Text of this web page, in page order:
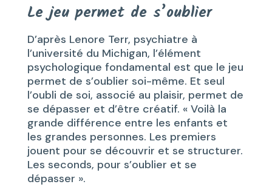
Le jeu permet de s’oublier
D’après Lenore Terr, psychiatre à
l’université du Michigan, l’élément
psychologique fondamental est que le jeu
permet de s’oublier soi-même. Et seul
l’oubli de soi, associé au plaisir, permet de
se dépasser et d’être créatif. « Voilà la
grande différence entre les enfants et
les grandes personnes. Les premiers
jouent pour se découvrir et se structurer.
Les seconds, pour s’oublier et se
dépasser ».